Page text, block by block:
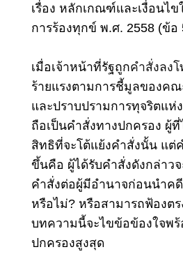
เรื่อง หลักเกณฑ์และเงื่อนไ
การร้องทุกข์ พ.ศ. 2558 (ข้อ
เมื่อเจ้าหน้าที่รัฐถูกคำสั่งลง
ร้ายแรงตามการชี้มูลของคณ
และปราบปรามการทุจริตแห่
ถือเป็นคำสั่งทางปกครอง ผู้
สิทธิที่จะโต้แย้งคำสั่งนั้น แต่
ขึ้นคือ ผู้ได้รับคำสั่งดังกล่าว
คำสั่งต่อผู้มีอำนาจก่อนนำค
หรือไม่? หรือสามารถฟ้องต
บทความนี้จะไขข้อข้องใจพ
ปกครองสูงสุด